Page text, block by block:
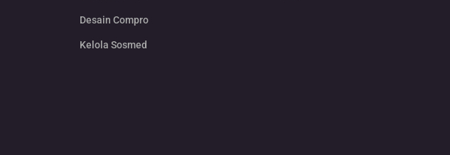
Desain Compro
Kelola Sosmed